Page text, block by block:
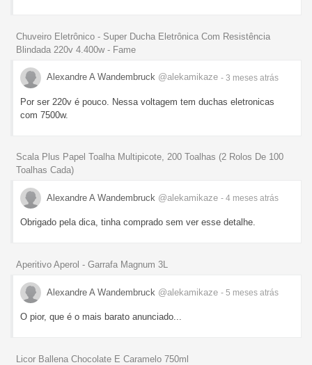
Chuveiro Eletrônico - Super Ducha Eletrônica Com Resistência
Blindada 220v 4.400w - Fame
Alexandre A Wandembruck @alekamikaze - 3 meses atrás
Por ser 220v é pouco. Nessa voltagem tem duchas eletronicas
com 7500w.
Scala Plus Papel Toalha Multipicote, 200 Toalhas (2 Rolos De 100
Toalhas Cada)
Alexandre A Wandembruck @alekamikaze - 4 meses atrás
Obrigado pela dica, tinha comprado sem ver esse detalhe.
Aperitivo Aperol - Garrafa Magnum 3L
Alexandre A Wandembruck @alekamikaze - 5 meses atrás
O pior, que é o mais barato anunciado...
Licor Ballena Chocolate E Caramelo 750ml